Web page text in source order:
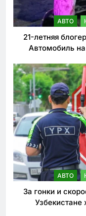
АВТО
21-летняя
Автомобиль
АВТО
За гонки и
Узбекистане